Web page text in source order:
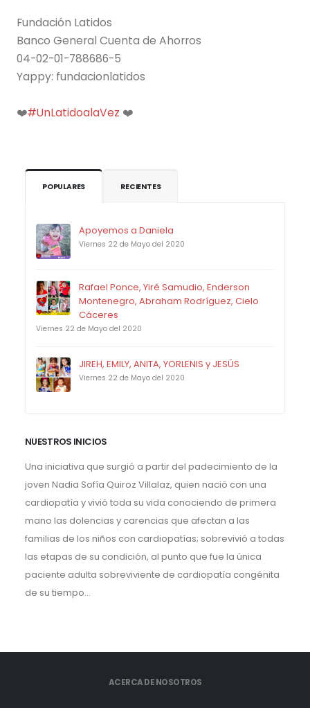
Fundación Latidos
Banco General Cuenta de Ahorros
04-02-01-788686-5
Yappy: fundacionlatidos
❤️#UnLatidoalaVez ❤️
POPULARES RECIENTES
Apoyemos a Daniela
Viernes 22 de Mayo del 2020
Rafael Ponce, Yiré Samudio, Enderson
Montenegro, Abraham Rodríguez, Cielo
Cáceres
Viernes 22 de Mayo del 2020
JIREH, EMILY, ANITA, YORLENIS y JESÚS
Viernes 22 de Mayo del 2020
NUESTROS INICIOS
Una iniciativa que surgió a partir del padecimiento de la
joven Nadia Sofía Quiroz Villalaz, quien nació con una
cardiopatía y vivió toda su vida conociendo de primera
mano las dolencias y carencias que afectan a las
familias de los niños con cardiopatías; sobrevivió a todas
las etapas de su condición, al punto que fue la única
paciente adulta sobreviviente de cardiopatía congénita
de su tiempo...
ACERCA DE NOSOTROS